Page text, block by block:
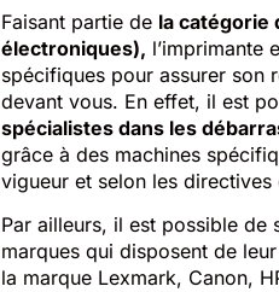
Faisant partie de la catégorie
électroniques), l’imprimante
spécifiques pour assurer son
devant vous. En effet, il est
spécialistes dans les
grâce à des machines
vigueur et selon les directives
Par ailleurs, il est possible de
marques qui disposent de
la marque Lexmark, Canon,